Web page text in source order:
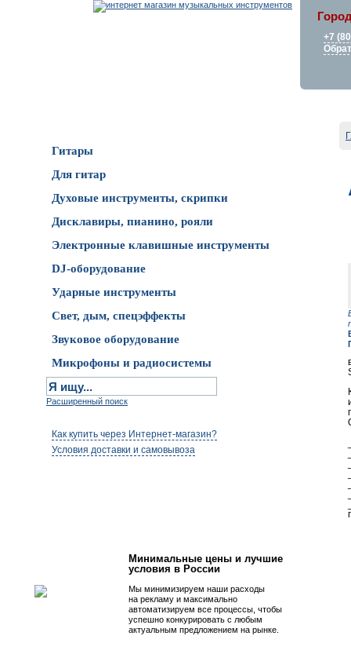
+7
Гитары
Для гитар
Духовые инструменты, скрипки
Дисклавиры, пианино, рояли
Электронные клавишные инструменты
DJ-оборудование
Ударные инструменты
Свет, дым, спецэффекты
Звуковое оборудование
Микрофоны и радиосистемы
Расширенный поиск
Как купить через Интернет-магазин?
Условия доставки и самовывоза
Минимальные цены и лучшие
условия в России
Мы минимизируем наши расходы
на рекламу и максимально
автоматизируем все процессы, чтобы
успешно конкурировать с любым
актуальным предложением на рынке.